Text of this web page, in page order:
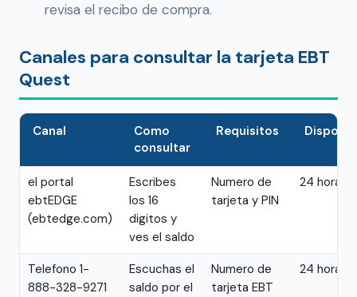
revisa el recibo de compra.
Canales para consultar la tarjeta EBT
Quest
Canal
Como
consultar
Requisitos
el portal
ebtEDGE
(ebtedge.com)
Escribes
los 16
digitos y
ves el saldo
Numero de
tarjeta y PIN
24 horas
Telefono 1-
888-328-9271
Escuchas el
saldo por el
Numero de
tarjeta EBT
24 horas